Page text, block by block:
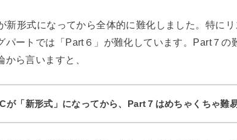
新形式になってから全体的に難化しました。特に
パートでは「Part６」が難化しています。Part７の
から言いますと、
が「新形式」になってから、Part７はめちゃくちゃ難